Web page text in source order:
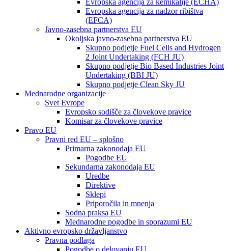
Evropska agencija za kemikalije (ECHA)
Evropska agencija za nadzor ribištva
(EFCA)
Javno-zasebna partnerstva EU
Okoljska javno-zasebna partnerstva EU
Skupno podjetje Fuel Cells and Hydrogen
2 Joint Undertaking (FCH JU)
Skupno podjetje Bio Based Industries Joint
Undertaking (BBI JU)
Skupno podjetje Clean Sky JU
Mednarodne organizacije
Svet Evrope
Evropsko sodišče za človekove pravice
Komisar za človekove pravice
Pravo EU
Pravni red EU – splošno
Primarna zakonodaja EU
Pogodbe EU
Sekundarna zakonodaja EU
Uredbe
Direktive
Sklepi
Priporočila in mnenja
Sodna praksa EU
Mednarodne pogodbe in sporazumi EU
Aktivno evropsko državljanstvo
Pravna podlaga